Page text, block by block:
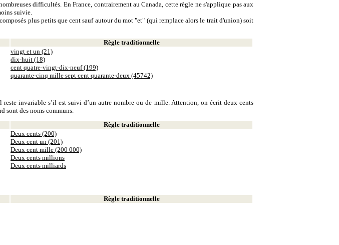
difficultés. En France, contrairement au Canada, cette règle ne s'applique pas aux
suivie.
plus petits que cent sauf autour du mot "et" (qui remplace alors le trait d'union) soit
Règle traditionnelle
vingt et un (21)
dix-huit (18)
cent quatre-vingt-dix-neuf (199)
quarante-cinq mille sept cent quarante-deux (45742)
invariable s’il est suivi d’un autre nombre ou de mille. Attention, on écrit deux cents
sont des noms communs.
Règle traditionnelle
Deux cents (200)
Deux cent un (201)
Deux cent mille (200 000)
Deux cents millions
Deux cents milliards
Règle traditionnelle